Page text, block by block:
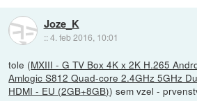
Joze_K
::4. feb 2016, 10:01
tole (MXIII - G TV Box 4K x 2K H.265
Amlogic S812 Quad-core 2.4GHz 5GHz
HDMI - EU (2GB+8GB)) sem vzel -